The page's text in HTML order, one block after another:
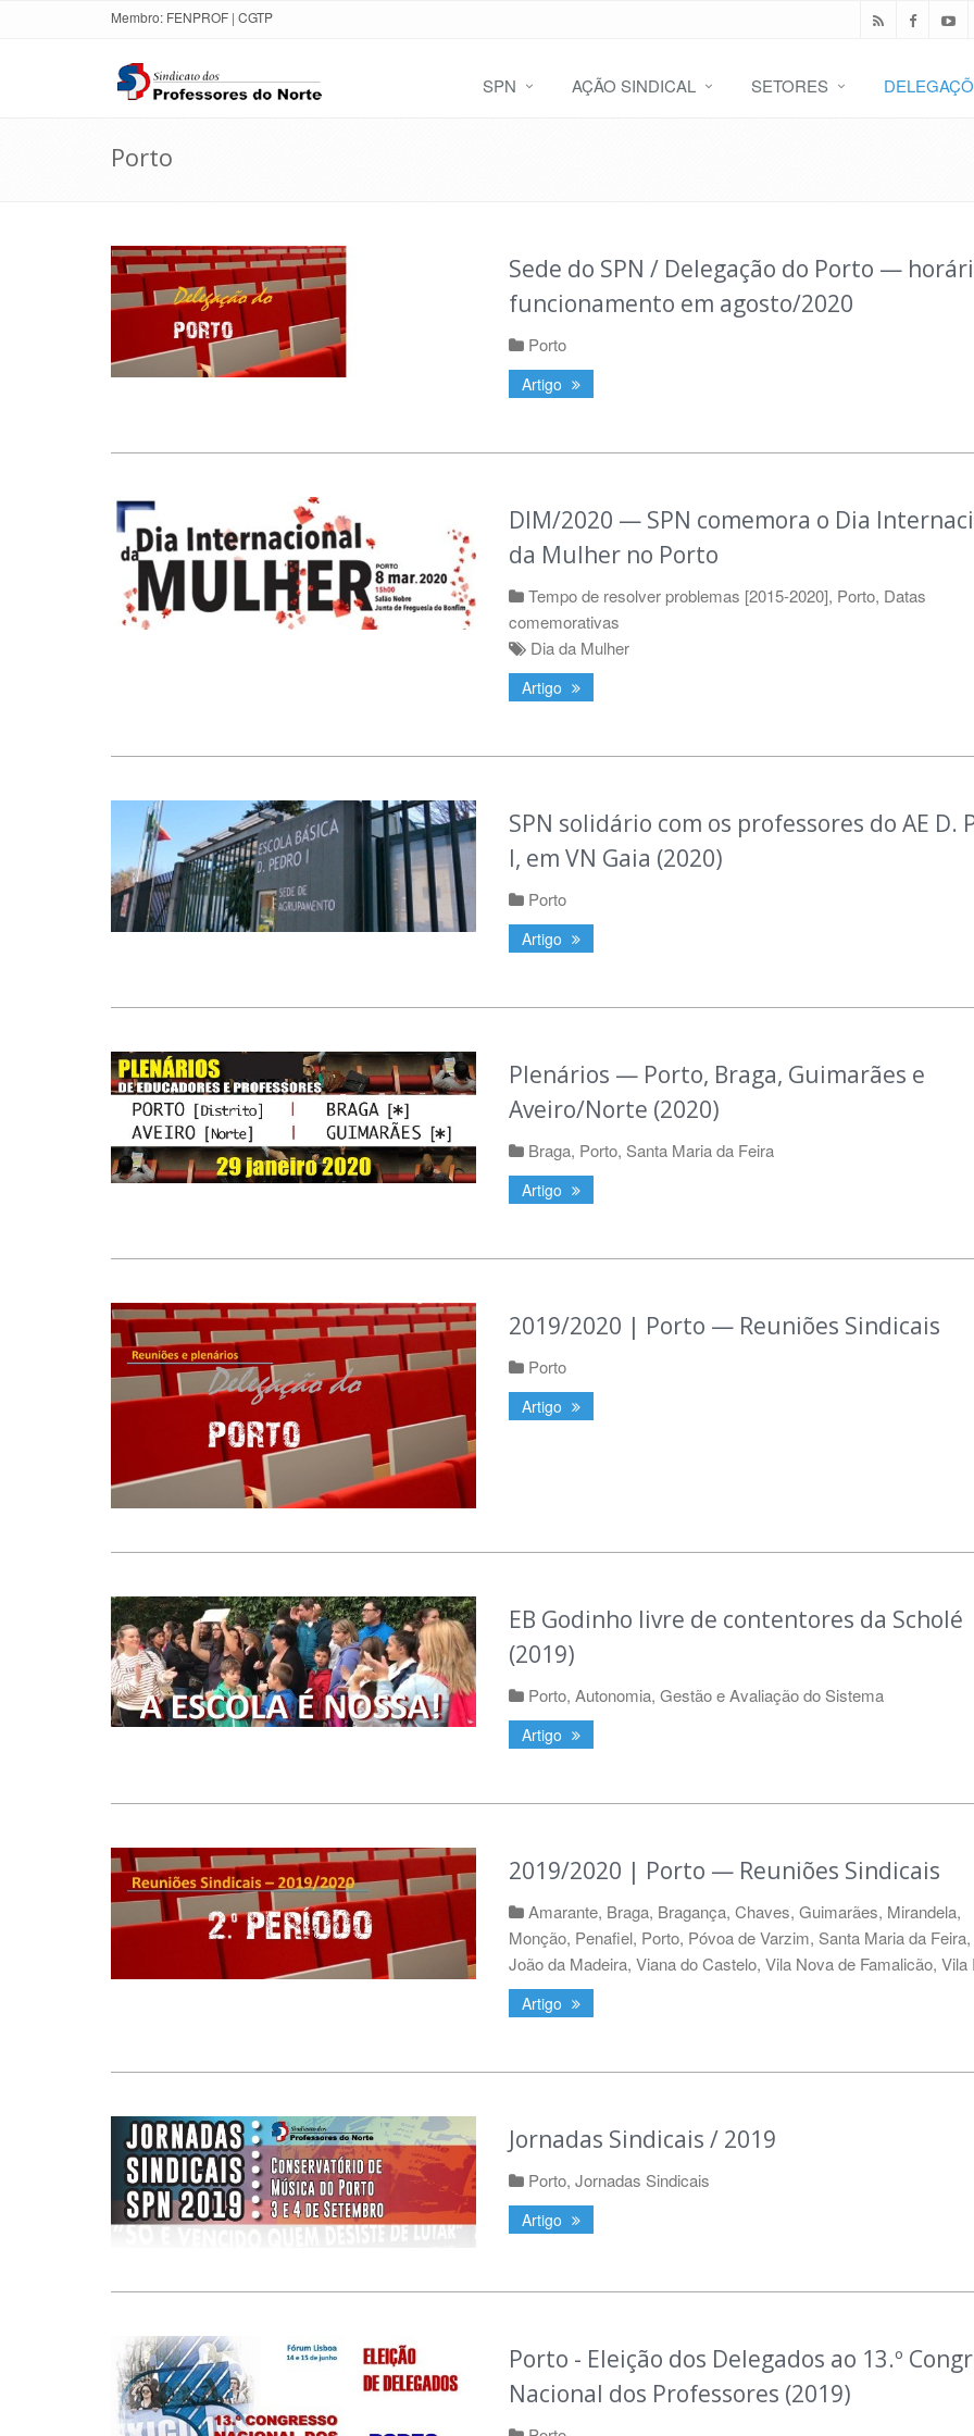
Membro: FENPROF | CGTP
SPN AÇÃO SINDICAL SETORES
Porto
Sede do SPN / Delegação do Porto —
funcionamento em agosto/2020
Porto
Artigo
DIM/2020 — SPN comemora o Dia
da Mulher no Porto
Tempo de resolver problemas [2015-2020], Porto, Datas
comemorativas
Dia da Mulher
Artigo
SPN solidário com os professores do AE D.
I, em VN Gaia (2020)
Porto
Artigo
Plenários — Porto, Braga, Guimarães e
Aveiro/Norte (2020)
Braga, Porto, Santa Maria da Feira
Artigo
2019/2020 | Porto — Reuniões Sindicais
Porto
Artigo
EB Godinho livre de contentores da Scholé
(2019)
Porto, Autonomia, Gestão e Avaliação do Sistema
Artigo
2019/2020 | Porto — Reuniões Sindicais
Amarante, Braga, Bragança, Chaves, Guimarães, Mirandela,
Monção, Penafiel, Porto, Póvoa de Varzim, Santa Maria da Feira,
João da Madeira, Viana do Castelo, Vila Nova de Famalicão, Vila
Artigo
Jornadas Sindicais / 2019
Porto, Jornadas Sindicais
Artigo
Porto - Eleição dos Delegados ao 13.º
Nacional dos Professores (2019)